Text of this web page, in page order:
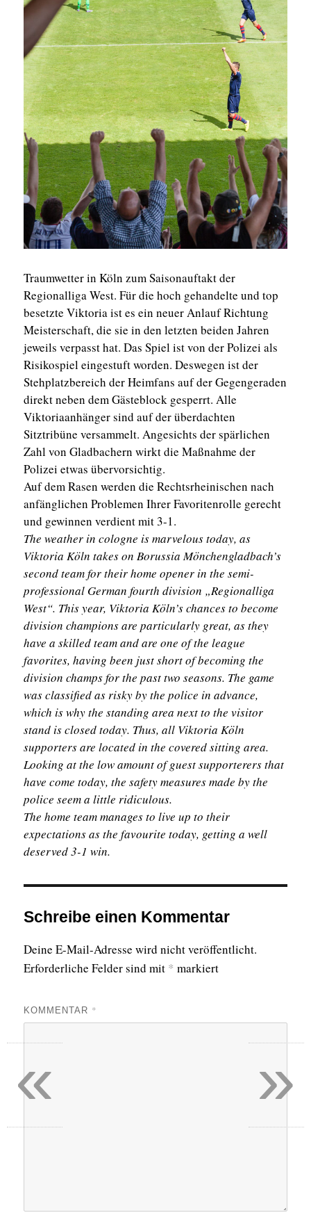
Traumwetter in Köln zum Saisonauftakt der
Regionalliga West. Für die hoch gehandelte und top
besetzte Viktoria ist es ein neuer Anlauf Richtung
Meisterschaft, die sie in den letzten beiden Jahren
jeweils verpasst hat. Das Spiel ist von der Polizei als
Risikospiel eingestuft worden. Deswegen ist der
Stehplatzbereich der Heimfans auf der Gegengeraden
direkt neben dem Gästeblock gesperrt. Alle
Viktoriaanhänger sind auf der überdachten
Sitztribüne versammelt. Angesichts der spärlichen
Zahl von Gladbachern wirkt die Maßnahme der
Polizei etwas übervorsichtig.
Auf dem Rasen werden die Rechtsrheinischen nach
anfänglichen Problemen Ihrer Favoritenrolle gerecht
und gewinnen verdient mit 3-1.
The weather in cologne is marvelous today, as
Viktoria Köln takes on Borussia Mönchengladbach’s
second team for their home opener in the semi-
professional German fourth division „Regionalliga
West“. This year, Viktoria Köln’s chances to become
division champions are particularly great, as they
have a skilled team and are one of the league
favorites, having been just short of becoming the
division champs for the past two seasons. The game
was classified as risky by the police in advance,
which is why the standing area next to the visitor
stand is closed today. Thus, all Viktoria Köln
supporters are located in the covered sitting area.
Looking at the low amount of guest supporterers that
have come today, the safety measures made by the
police seem a little ridiculous.
The home team manages to live up to their
expectations as the favourite today, getting a well
deserved 3-1 win.
Schreibe einen Kommentar
Deine E-Mail-Adresse wird nicht veröffentlicht.
Erforderliche Felder sind mit * markiert
KOMMENTAR *
»
«